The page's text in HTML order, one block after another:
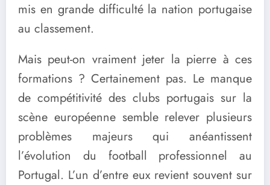
mis en grande difficulté la nation portugaise
au classement.
Mais peut-on vraiment jeter la pierre à ces
formations ? Certainement pas. Le manque
de compétitivité des clubs portugais sur la
scène européenne semble relever plusieurs
problèmes majeurs qui anéantissent
l’évolution du football professionnel au
Portugal. L’un d’entre eux revient souvent sur